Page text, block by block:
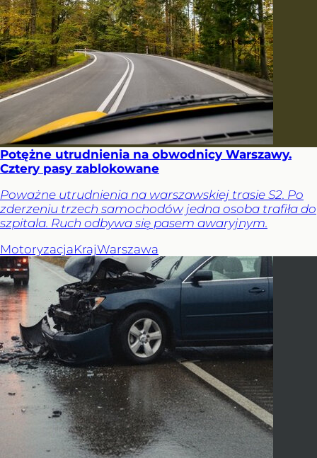
Potężne utrudnienia na obwodnicy Warszawy.
Cztery pasy zablokowane
Poważne utrudnienia na warszawskiej trasie S2. Po
zderzeniu trzech samochodów jedna osoba trafiła do
szpitala. Ruch odbywa się pasem awaryjnym.
MotoryzacjaKrajWarszawa